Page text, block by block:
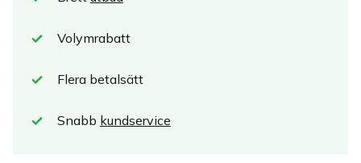
Volymrabatt
Flera betalsätt
Snabb kundservice